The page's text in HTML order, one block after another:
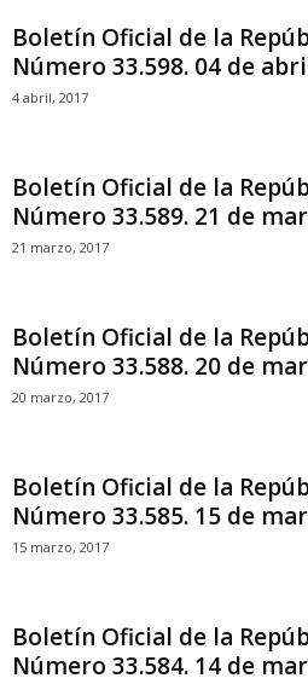
Boletín Oficial de la
Número 33.598. 04 de
4 abril, 2017
Boletín Oficial de la
Número 33.589. 21 de
21 marzo, 2017
Boletín Oficial de la
Número 33.588. 20 de
20 marzo, 2017
Boletín Oficial de la
Número 33.585. 15 de
15 marzo, 2017
Boletín Oficial de la
Número 33.584. 14 de